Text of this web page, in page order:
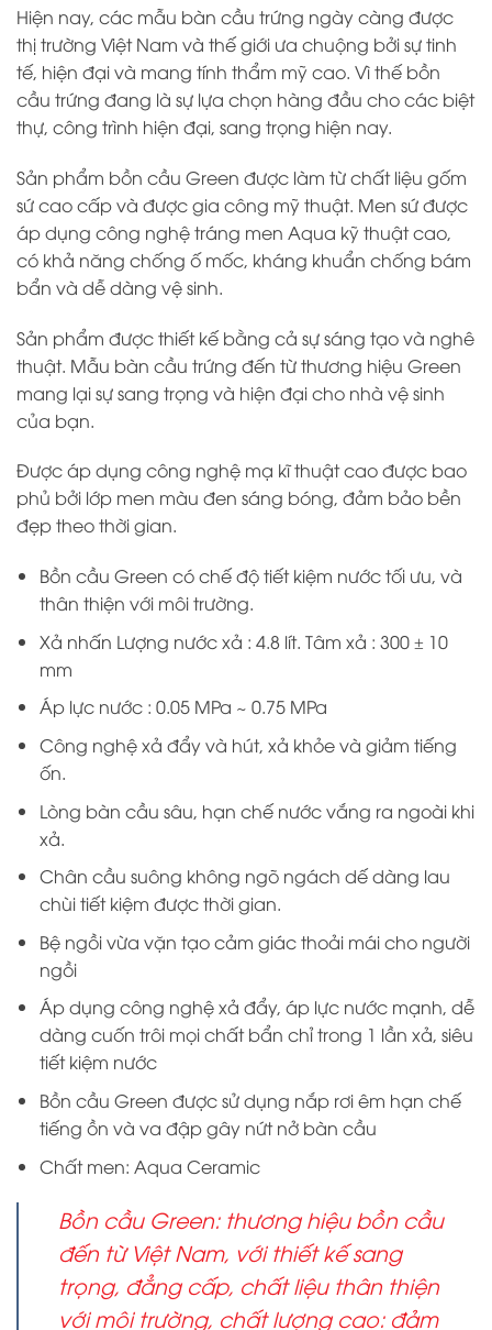
Hiện nay, các mẫu bàn cầu trứng ngày càng được
thị trường Việt Nam và thế giới ưa chuộng bởi sự tinh
tế, hiện đại và mang tính thẩm mỹ cao. Vì thế bồn
cầu trứng đang là sự lựa chọn hàng đầu cho các biệt
thự, công trình hiện đại, sang trọng hiện nay.
Sản phẩm bồn cầu Green được làm từ chất liệu gốm
sứ cao cấp và được gia công mỹ thuật. Men sứ được
áp dụng công nghệ tráng men Aqua kỹ thuật cao,
có khả năng chống ố mốc, kháng khuẩn chống bám
bẩn và dễ dàng vệ sinh.
Sản phẩm được thiết kế bằng cả sự sáng tạo và nghê
thuật. Mẫu bàn cầu trứng đến từ thương hiệu Green
mang lại sự sang trọng và hiện đại cho nhà vệ sinh
của bạn.
Được áp dụng công nghệ mạ kĩ thuật cao được bao
phủ bởi lớp men màu đen sáng bóng, đảm bảo bền
đẹp theo thời gian.
Bồn cầu Green có chế độ tiết kiệm nước tối ưu, và
thân thiện với môi trường.
Xả nhấn Lượng nước xả : 4.8 lít. Tâm xả : 300 ± 10
mm
Áp lực nước : 0.05 MPa ~ 0.75 MPa
Công nghệ xả đẩy và hút, xả khỏe và giảm tiếng
ốn.
Lòng bàn cầu sâu, hạn chế nước vắng ra ngoài khi
xả.
Chân cầu suông không ngõ ngách dế dàng lau
chùi tiết kiệm được thời gian.
Bệ ngồi vừa vặn tạo cảm giác thoải mái cho người
ngồi
Áp dụng công nghệ xả đẩy, áp lực nước mạnh, dễ
dàng cuốn trôi mọi chất bẩn chỉ trong 1 lần xả, siêu
tiết kiệm nước
Bồn cầu Green được sử dụng nắp rơi êm hạn chế
tiếng ồn và va đập gây nứt nở bàn cầu
Chất men: Aqua Ceramic
Bồn cầu Green: thương hiệu bồn cầu
đến từ Việt Nam, với thiết kế sang
trọng, đẳng cấp, chất liệu thân thiện
với môi trường, chất lượng cao: đảm